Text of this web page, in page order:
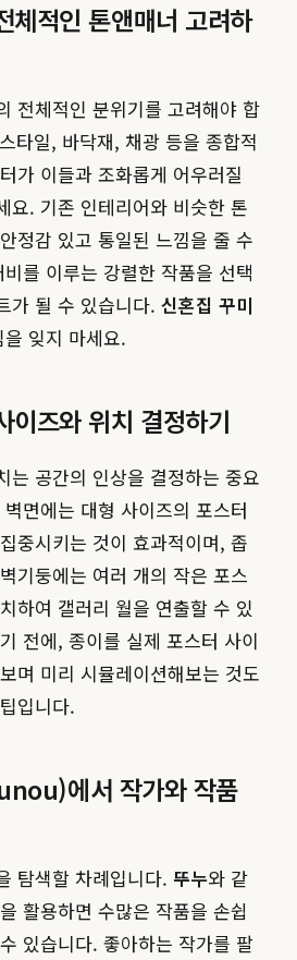
체적인 톤앤매너 고려하
전체적인 분위기를 고려해야 합
타일, 바닥재, 채광 등을 종합적
가 이들과 조화롭게 어우러질
요. 기존 인테리어와 비슷한 톤
정감 있고 통일된 느낌을 줄 수
를 이루는 강렬한 작품을 선택
가 될 수 있습니다. 신혼집 꾸미
잊지 마세요.
이즈와 위치 결정하기
는 공간의 인상을 결정하는 중요
면에는 대형 사이즈의 포스터
중시키는 것이 효과적이며, 좁
기둥에는 여러 개의 작은 포스
하여 갤러리 월을 연출할 수 있
전에, 종이를 실제 포스터 사이
며 미리 시뮬레이션해보는 것도
입니다.
에서 작가와 작품
탐색할 차례입니다. 뚜누와 같
활용하면 수많은 작품을 손쉽
있습니다. 좋아하는 작가를 팔